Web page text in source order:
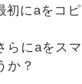
初にaをコ
らにaをス
か？